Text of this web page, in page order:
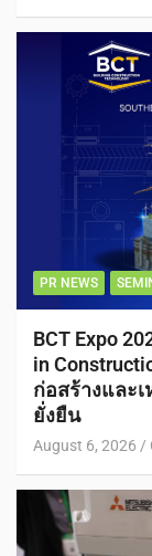
PR NEWS
BCT Expo
in
ก่อสร้างและ
ยั่งยืน
August 6, 2026